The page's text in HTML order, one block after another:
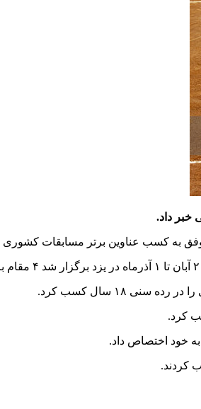
خبر داد.
موفق به کسب عناوین برتر مسابقات
۱۸ سال کسب کرد.